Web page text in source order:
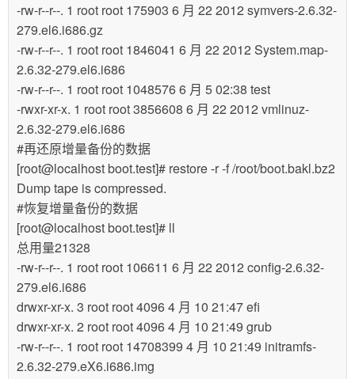
-rw-r--r--. 1 root root 175903 6 月 22 2012 symvers-2.6.32-
279.el6.i686.gz
-rw-r--r--. 1 root root 1846041 6 月 22 2012 System.map-
2.6.32-279.el6.i686
-rw-r--r--. 1 root root 1048576 6 月 5 02:38 test
-rwxr-xr-x. 1 root root 3856608 6 月 22 2012 vmlinuz-
2.6.32-279.el6.i686
#再还原增量备份的数据
[root@localhost boot.test]# restore -r -f /root/boot.bakl.bz2
Dump tape is compressed.
#恢复增量备份的数据
[root@localhost boot.test]# ll
总用量21328
-rw-r--r--. 1 root root 106611 6 月 22 2012 config-2.6.32-
279.el6.i686
drwxr-xr-x. 3 root root 4096 4 月 10 21:47 efi
drwxr-xr-x. 2 root root 4096 4 月 10 21:49 grub
-rw-r--r--. 1 root root 14708399 4 月 10 21:49 initramfs-
2.6.32-279.eX6.i686.img